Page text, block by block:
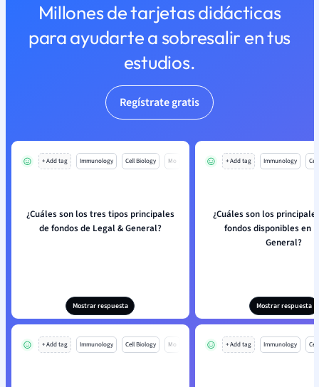
Millones de tarjetas didácticas
para ayudarte a sobresalir en tus
estudios.
Regístrate gratis
+ Add tag Immunology Cell Biology Mo
¿Cuáles son los tres tipos principales
de fondos de Legal & General?
Mostrar respuesta
+ Add tag Immunology
¿Cuáles son los
fondos disponibles en
General?
Mostrar respuesta
+ Add tag Immunology Cell Biology Mo + Add tag Immunology